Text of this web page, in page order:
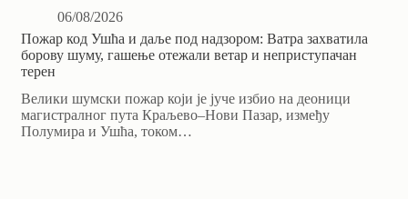
06/08/2026
Пожар код Ушћа и даље под надзором: Ватра захватила
борову шуму, гашење отежали ветар и неприступачан
терен
Велики шумски пожар који је јуче избио на деоници
магистралног пута Краљево–Нови Пазар, између
Полумира и Ушћа, током…